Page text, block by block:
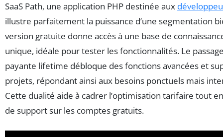
SaaS Path, une application PHP destinée aux
illustre parfaitement la puissance d’une segmentation
version gratuite donne accès à une base de
unique, idéale pour tester les fonctionnalités. Le
payante lifetime débloque des fonctions avancées et
projets, répondant ainsi aux besoins ponctuels mais
Cette dualité aide à cadrer l’optimisation tarifaire tout
de support sur les comptes gratuits.